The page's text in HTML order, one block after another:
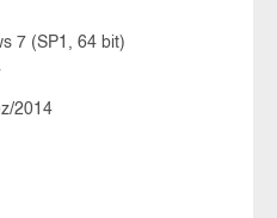
7 (SP1, 64 bit)
2014